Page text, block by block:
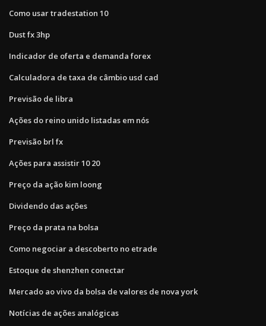
Como usar tradestation 10
Dust fx 3hp
Indicador de oferta e demanda forex
Calculadora de taxa de câmbio usd cad
Previsão de libra
Ações do reino unido listadas em nós
Previsão brl fx
Ações para assistir 10 20
Preço da ação kim loong
Dividendo das ações
Preço da prata na bolsa
Como negociar a descoberto no etrade
Estoque de shenzhen conectar
Mercado ao vivo da bolsa de valores de nova york
Notícias de ações analógicas